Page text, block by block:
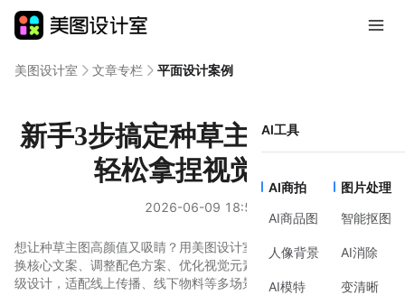
AI工具
AI商拍
AI商品图
人像背景
AI模特
图片处理
智能抠图
AI消除
变清晰
美图设计室 文章专栏 平面设计案例
新手3步搞定种草主图高颜值，
轻松拿捏视觉焦点
2026-06-09 18:50
想让种草主图高颜值又吸睛？用美图设计室模板库搜索关键词，替
换核心文案、调整配色方案、优化视觉元素，3步搞定从新手到专业
级设计，适配线上传播、线下物料等多场景需求。